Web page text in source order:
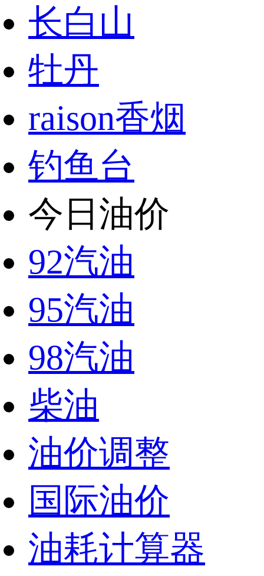
长白山
牡丹
raison香烟
钓鱼台
今日油价
92汽油
95汽油
98汽油
柴油
油价调整
国际油价
油耗计算器